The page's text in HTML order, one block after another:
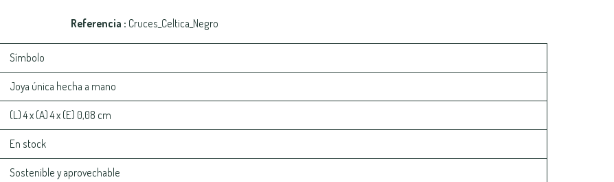
Referencia Cruces_Celtica_Negro
Símbolo
Joya única hecha a mano
(L) 4 x (A) 4 x (E) 0,08 cm
En stock
Sostenible y aprovechable